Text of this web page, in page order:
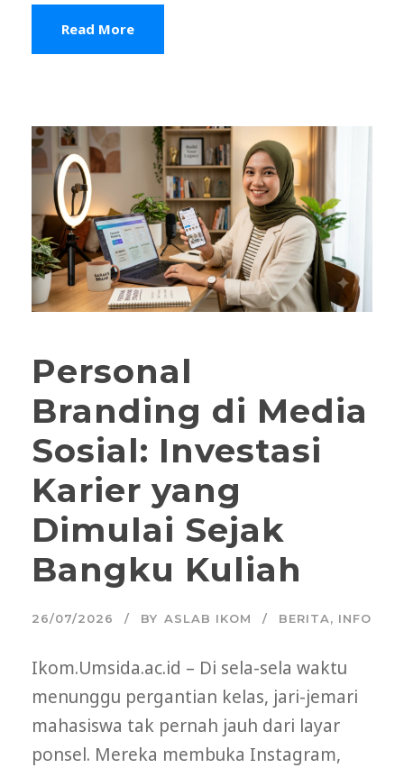
Read More
Personal
Branding di Media
Sosial: Investasi
Karier yang
Dimulai Sejak
Bangku Kuliah
26/07/2026 BY ASLAB IKOM BERITA, INFO
Ikom.Umsida.ac.id – Di sela-sela waktu
menunggu pergantian kelas, jari-jemari
mahasiswa tak pernah jauh dari layar
ponsel. Mereka membuka Instagram,